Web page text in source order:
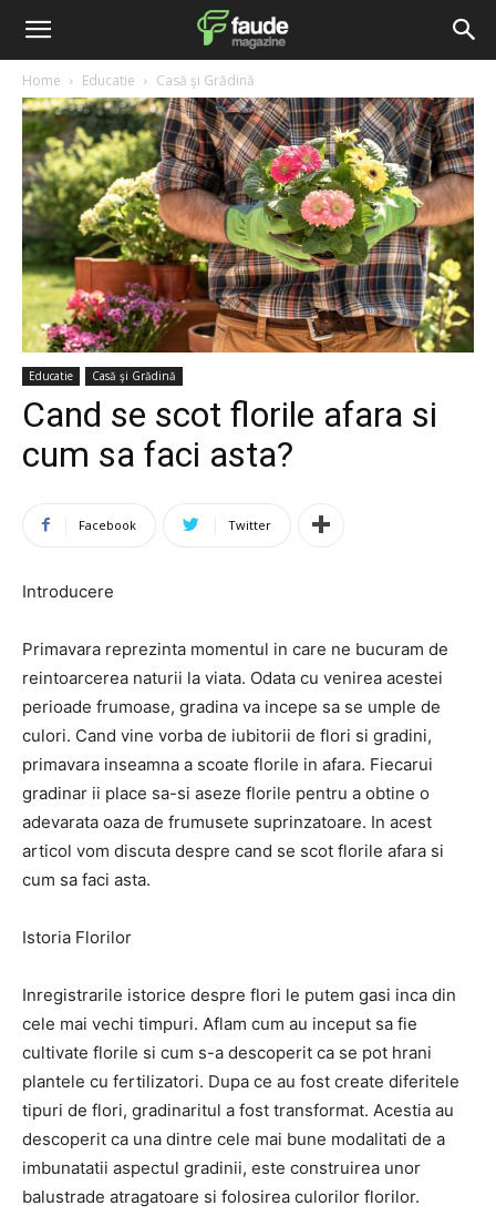
Home Educatie Casă şi Grădină
Educatie Casă şi Grădină
Cand se scot florile afara si
cum sa faci asta?
Facebook Twitter
Introducere
Primavara reprezinta momentul in care ne bucuram de
reintoarcerea naturii la viata. Odata cu venirea acestei
perioade frumoase, gradina va incepe sa se umple de
culori. Cand vine vorba de iubitorii de flori si gradini,
primavara inseamna a scoate florile in afara. Fiecarui
gradinar ii place sa-si aseze florile pentru a obtine o
adevarata oaza de frumusete suprinzatoare. In acest
articol vom discuta despre cand se scot florile afara si
cum sa faci asta.
Istoria Florilor
Inregistrarile istorice despre flori le putem gasi inca din
cele mai vechi timpuri. Aflam cum au inceput sa fie
cultivate florile si cum s-a descoperit ca se pot hrani
plantele cu fertilizatori. Dupa ce au fost create diferitele
tipuri de flori, gradinaritul a fost transformat. Acestia au
descoperit ca una dintre cele mai bune modalitati de a
imbunatatii aspectul gradinii, este construirea unor
balustrade atragatoare si folosirea culorilor florilor.